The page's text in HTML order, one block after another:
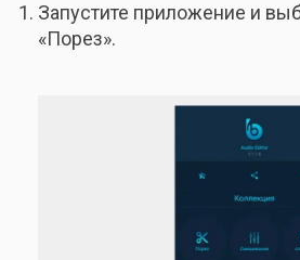
Запустите приложение и
«Порез».